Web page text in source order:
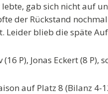
gab sich nicht auf
der Rückstand
Leider blieb die späte
P), Jonas Eckert (8 P),
auf Platz 8 (Bilanz